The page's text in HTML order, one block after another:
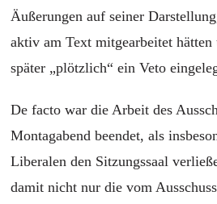
Äußerungen auf seiner
aktiv am Text mitgearbeitet hätten
später „plötzlich“ ein Veto
De facto war die Arbeit des
Montagabend beendet, als
Liberalen den Sitzungssaal
damit nicht nur die vom